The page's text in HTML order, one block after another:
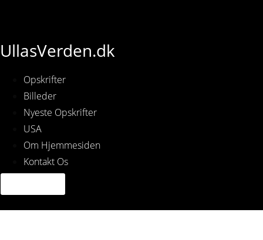
UllasVerden.dk
Opskrifter
Billeder
Nyeste Opskrifter
USA
Om Hjemmesiden
Kontakt Os